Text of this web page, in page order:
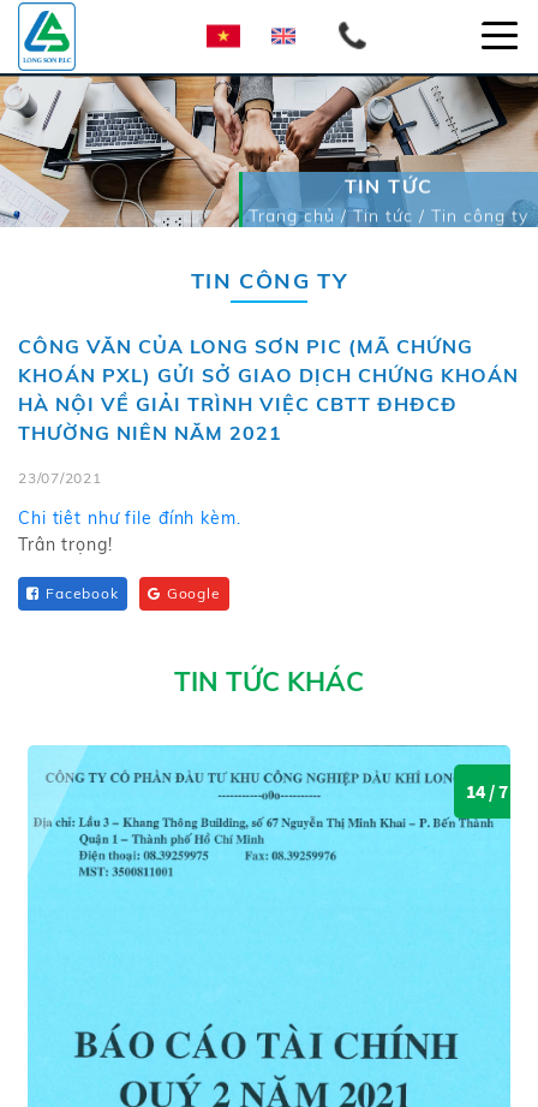
TIN TỨC
Trang chủ / Tin tức / Tin công ty
TIN CÔNG TY
CÔNG VĂN CỦA LONG SƠN PIC (MÃ CHỨNG
KHOÁN PXL) GỬI SỞ GIAO DỊCH CHỨNG KHOÁN
HÀ NỘI VỀ GIẢI TRÌNH VIỆC CBTT ĐHĐCĐ
THƯỜNG NIÊN NĂM 2021
23/07/2021
Chi tiêt như file đính kèm.
Trân trọng!
Facebook Google
TIN TỨC KHÁC
14 / 7